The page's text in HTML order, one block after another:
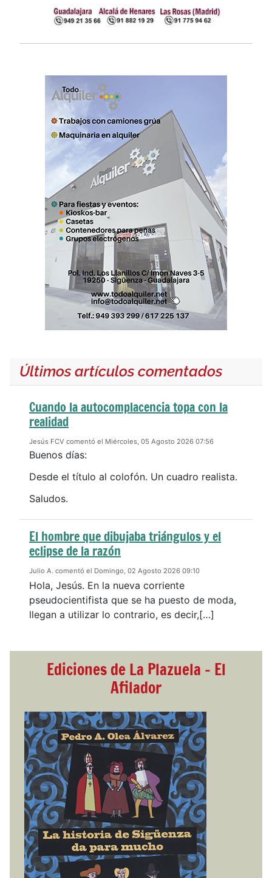
Últimos artículos comentados
Cuando la autocomplacencia topa con la
realidad
Jesús FCV comentó el Miércoles, 05 Agosto 2026 07:56
Buenos días:
Desde el título al colofón. Un cuadro realista.
Saludos.
El hombre que dibujaba triángulos y el
eclipse de la razón
Julio A. comentó el Domingo, 02 Agosto 2026 09:10
Hola, Jesús. En la nueva corriente
pseudocientifista que se ha puesto de moda,
llegan a utilizar lo contrario, es decir,[…]
Ediciones de La Plazuela - El
Afilador